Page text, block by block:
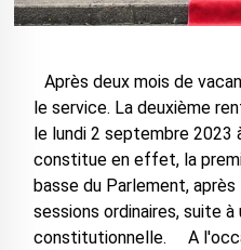
Après deux mois de
le service. La deuxième
le lundi 2 septembre 2023
constitue en effet, la
basse du Parlement,
sessions ordinaires, suite à
constitutionnelle. A